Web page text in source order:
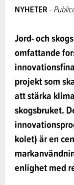
NYHETER -
Jord- och
omfattande
projekt som
att stärka
skogsbruket.
kolet) är en
enlighet med